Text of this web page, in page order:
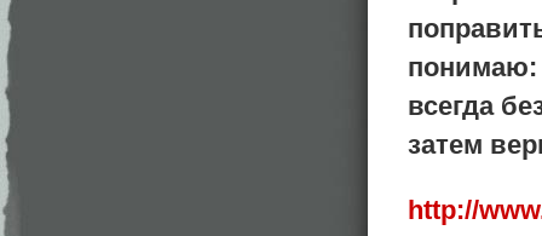
понимаю:
всегда
затем
http://